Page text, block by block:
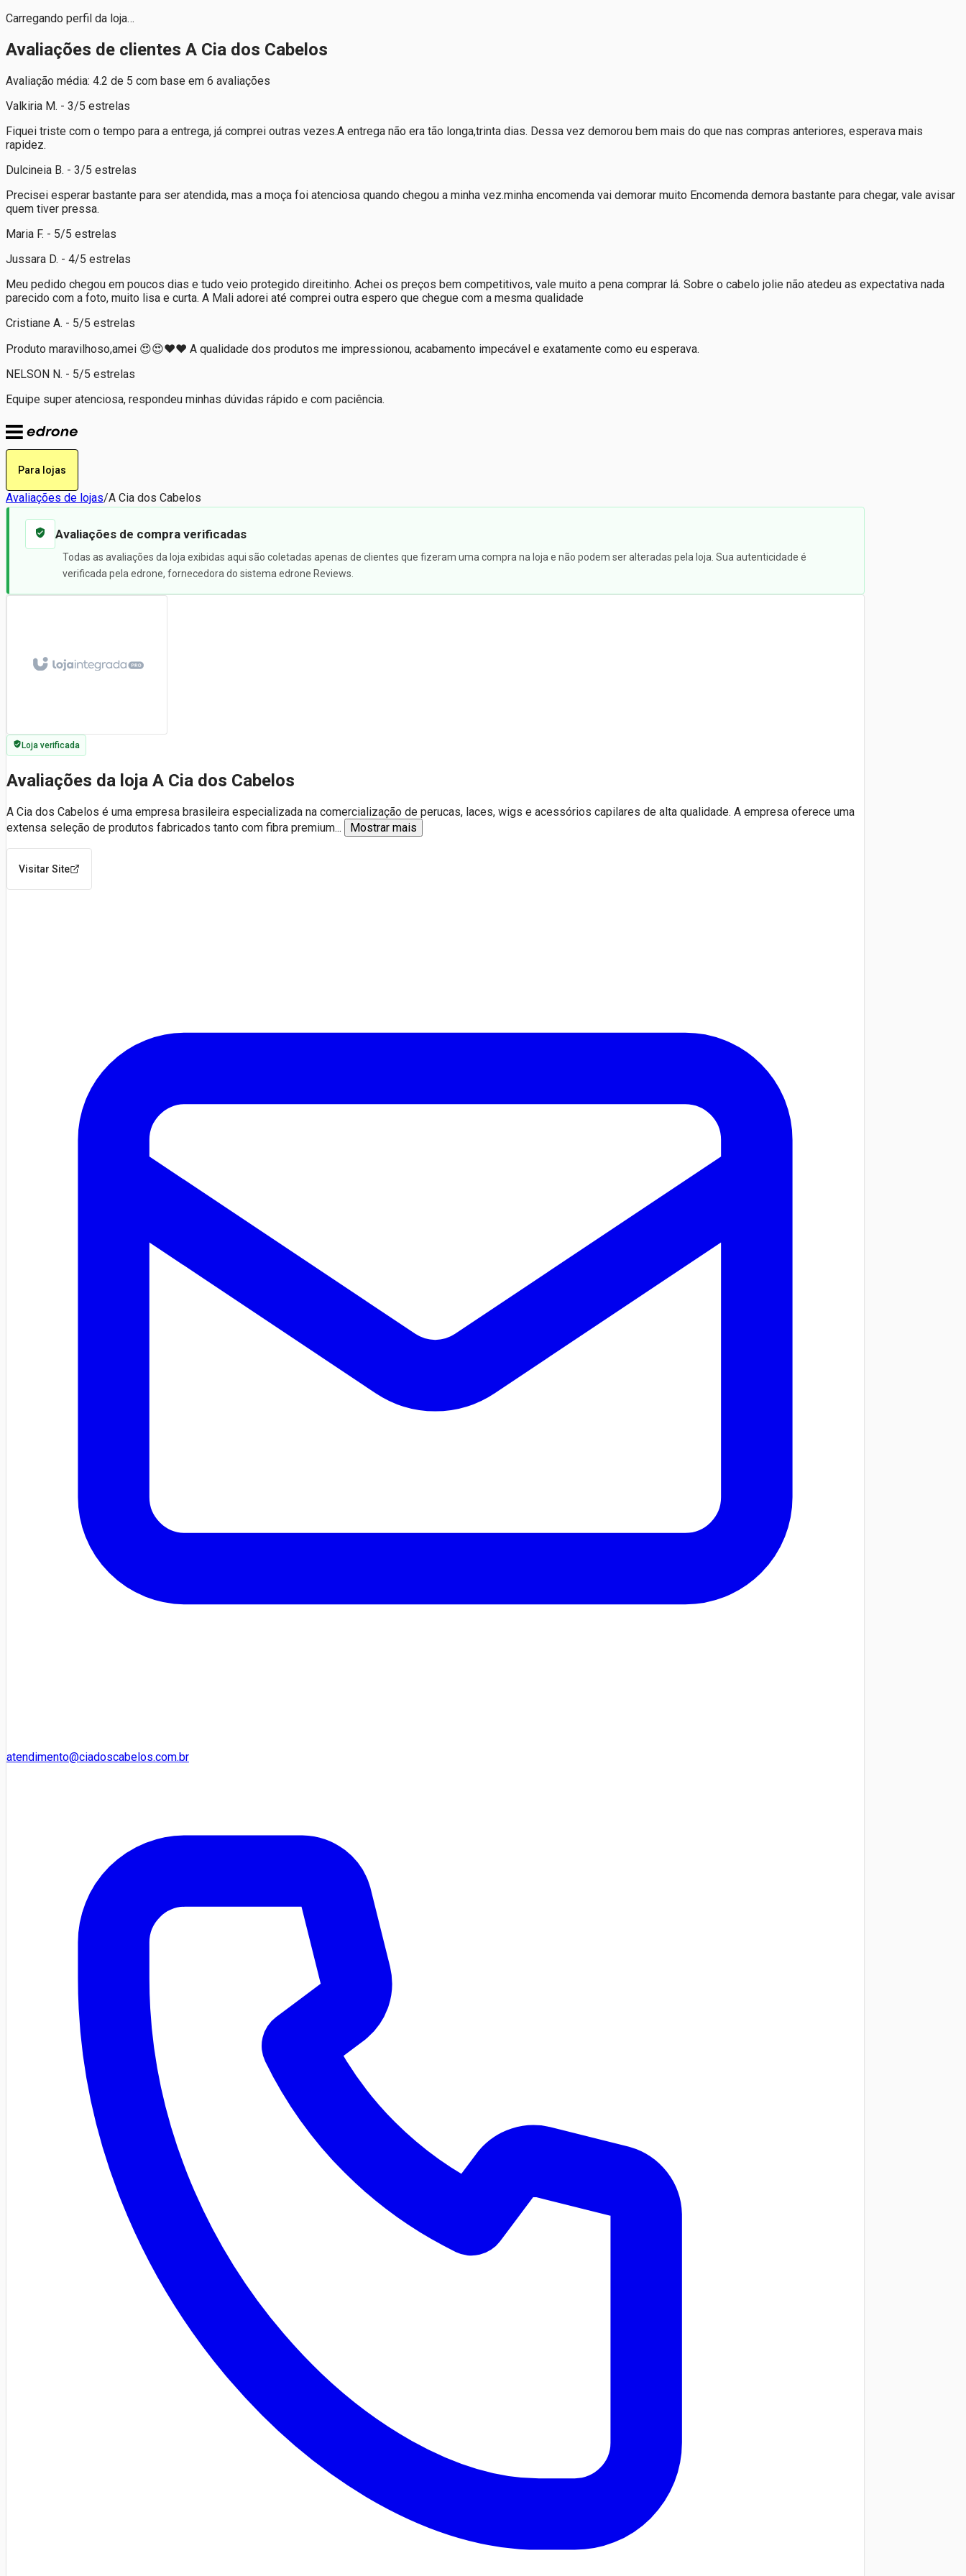
Carregando perfil da loja…
Avaliações de clientes A Cia dos Cabelos
Avaliação média: 4.2 de 5 com base em 6 avaliações
Valkiria M. - 3/5 estrelas
Fiquei triste com o tempo para a entrega, já comprei outras vezes.A entrega não era tão longa,trinta dias. Dessa vez demorou bem mais do que nas compras anteriores, esperava mais
rapidez.
Dulcineia B. - 3/5 estrelas
Precisei esperar bastante para ser atendida, mas a moça foi atenciosa quando chegou a minha vez.minha encomenda vai demorar muito Encomenda demora bastante para chegar, vale avisar
quem tiver pressa.
Maria F. - 5/5 estrelas
Jussara D. - 4/5 estrelas
Meu pedido chegou em poucos dias e tudo veio protegido direitinho. Achei os preços bem competitivos, vale muito a pena comprar lá. Sobre o cabelo jolie não atedeu as expectativa nada
parecido com a foto, muito lisa e curta. A Mali adorei até comprei outra espero que chegue com a mesma qualidade
Cristiane A. - 5/5 estrelas
Produto maravilhoso,amei 😍😍❤️❤️ A qualidade dos produtos me impressionou, acabamento impecável e exatamente como eu esperava.
NELSON N. - 5/5 estrelas
Equipe super atenciosa, respondeu minhas dúvidas rápido e com paciência.
Para lojas
Avaliações de lojas/A Cia dos Cabelos
Avaliações de compra verificadas
Todas as avaliações da loja exibidas aqui são coletadas apenas de clientes que fizeram uma compra na loja e não podem ser alteradas pela loja. Sua autenticidade é
verificada pela edrone, fornecedora do sistema edrone Reviews.
Loja verificada
Avaliações da loja A Cia dos Cabelos
A Cia dos Cabelos é uma empresa brasileira especializada na comercialização de perucas, laces, wigs e acessórios capilares de alta qualidade. A empresa oferece uma
extensa seleção de produtos fabricados tanto com fibra premium... Mostrar mais
Visitar Site
atendimento@ciadoscabelos.com.br